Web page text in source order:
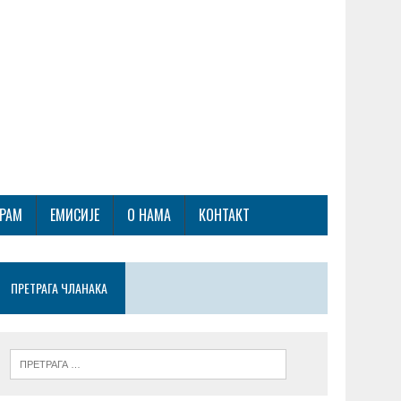
ЕМИСИЈЕ О НАМА КОНТАКТ
ПРЕТРАГА ЧЛАНАКА